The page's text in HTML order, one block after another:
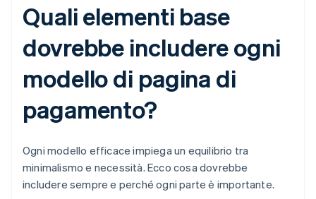
Quali elementi base
dovrebbe includere ogni
modello di pagina di
pagamento?
Ogni modello efficace impiega un equilibrio tra
minimalismo e necessità. Ecco cosa dovrebbe
includere sempre e perché ogni parte è importante.